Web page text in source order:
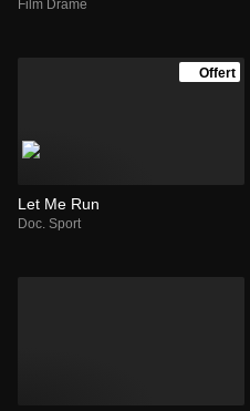
Film Drame
Offert
Let Me Run
Doc. Sport